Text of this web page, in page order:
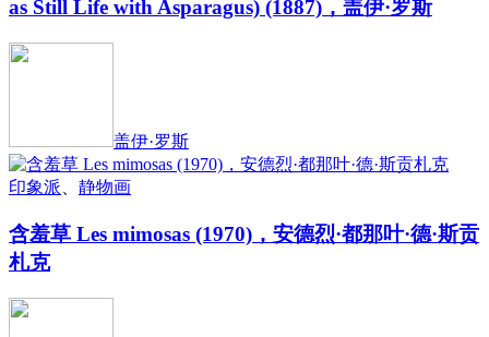
as Still Life with Asparagus) (1887)，盖伊·罗斯
盖伊·罗斯
印象派 静物画
含羞草 Les mimosas (1970)，安德烈·都那叶·德·斯贡
札克